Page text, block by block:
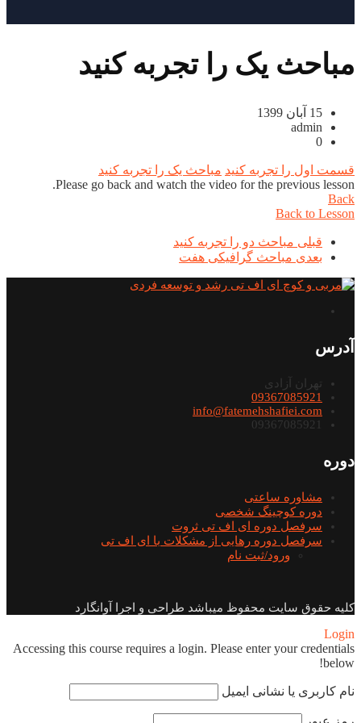
مباحث یک را تجربه کنید
15 آبان 1399
admin
0
قسمت اول را تجربه کنید مباحث یک را تجربه کنید
Please go back and watch the video for the previous lesson.
Back
Back to Lesson
قبلی مباحث دو را تجربه کنید
بعدی مباحث گرافیکی هفت
آدرس
تهران آزادی
09367085921
info@fatemehshafiei.com
09367085921
دوره
مشاوره ساعتی
دوره کوچینگ شخصی
سرفصل دوره ای اف تی ثروت
سرفصل دوره رهایی از مشکلات با ای اف تی
ورود/ثبت نام
کلیه حقوق سایت محفوظ میباشد طراحی و اجرا آوانگارد
Login
Accessing this course requires a login. Please enter your credentials
below!
نام کاربری یا نشانی ایمیل